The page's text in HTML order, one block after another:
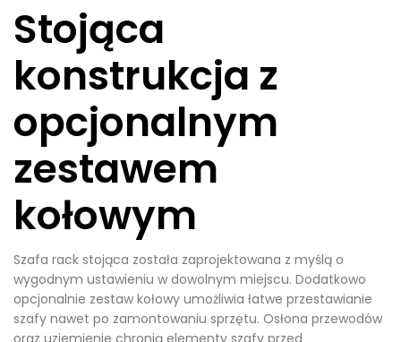
Stojąca
konstrukcja z
opcjonalnym
zestawem
kołowym
Szafa rack stojąca została zaprojektowana z myślą o
wygodnym ustawieniu w dowolnym miejscu. Dodatkowo
opcjonalnie zestaw kołowy umożliwia łatwe przestawianie
szafy nawet po zamontowaniu sprzętu. Osłona przewodów
oraz uziemienie chronią elementy szafy przed